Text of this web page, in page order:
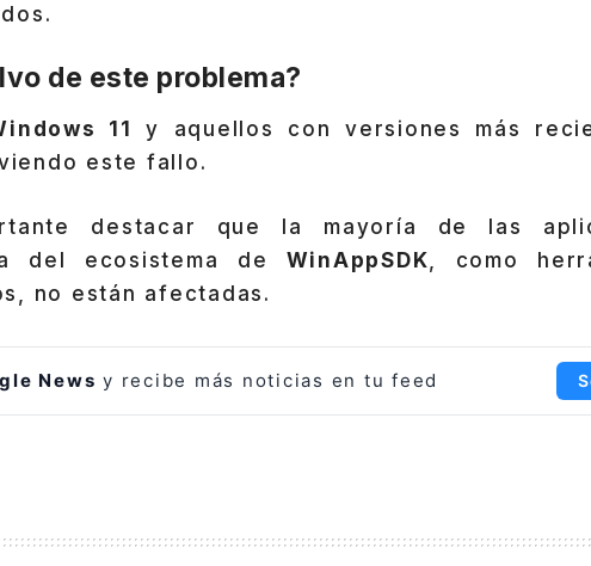
de este problema?
11
y aquellos con versiones más
este fallo.
destacar que la mayoría de las
del ecosistema de WinAppSDK , como
no están afectadas.
News y recibe más noticias en tu feed